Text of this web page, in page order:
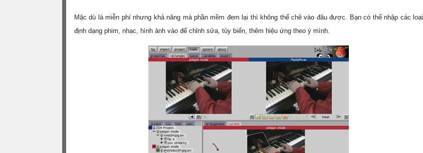
Mặc dù là miễn phí nhưng khả năng mà phần mềm đem lại thì không thể chê vào đâu được. Bạn có thể nhập các loại
định dạng phim, nhạc, hình ảnh vào để chỉnh sửa, tùy biến, thêm hiệu ứng theo ý mình.